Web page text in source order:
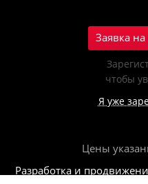
Заявка
чтобы
Я уже
Цены
Разработка и